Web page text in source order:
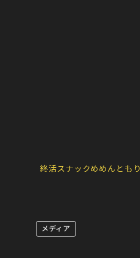
終活スナックめめんともり
メディア